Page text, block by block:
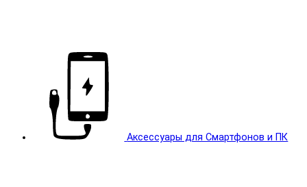
Аксессуары для Смартфонов и ПК